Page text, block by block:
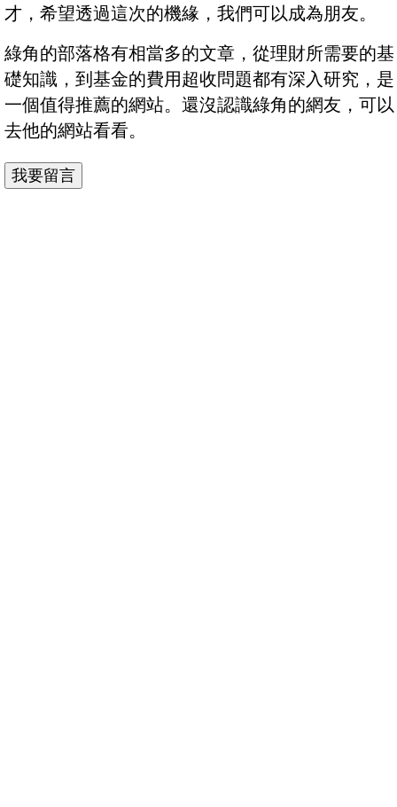
才，希望透過這次的機緣，我們可以成為朋友。
綠角的部落格有相當多的文章，從理財所需要的基
礎知識，到基金的費用超收問題都有深入研究，是
一個值得推薦的網站。還沒認識綠角的網友，可以
去他的網站看看。